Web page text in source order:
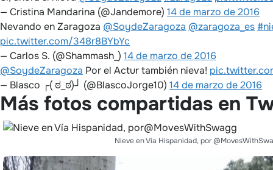
— Cristina Mandarina (@Jandemore) 14 de marzo de 2016
Nevando en Zaragoza @SoydeZaragoza @zaragoza_es
pic.twitter.com/348r8BYbYc
— Carlos S. (@Shammash_) 14 de marzo de 2016
@SoydeZaragoza Por el Actur también nieva!
— Blasco ┌( ಠ_ಠ)┘ (@BlascoJorge10) 14 de marzo de 2016
Más fotos compartidas en
Nieve en Vía Hispanidad, por